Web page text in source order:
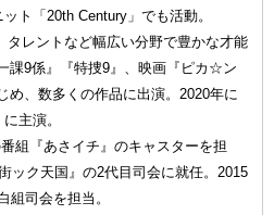
ト「20th Century」でも活動。
タレントなど幅広い分野で豊かな才能
課9係』『特捜9』、映画『ピカ☆ン
め、数多くの作品に出演。2020年に
主演。
組『あさイチ』のキャスターを担
ック天国』の2代目司会に就任。2015
組司会を担当。